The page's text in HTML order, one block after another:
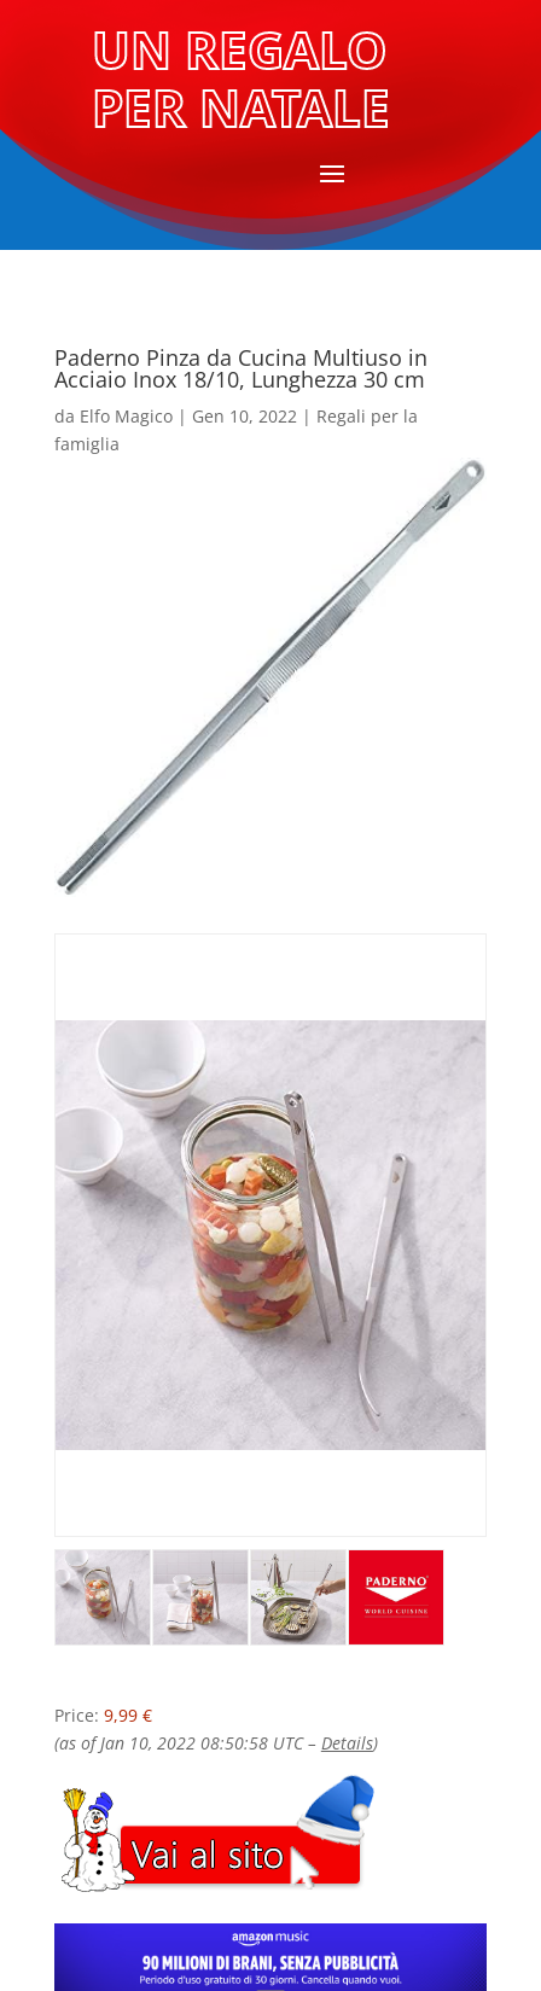
UN REGALO
PER NATALE
Paderno Pinza da Cucina Multiuso in
Acciaio Inox 18/10, Lunghezza 30 cm
da Elfo Magico| Gen 10, 2022| Regali per la
famiglia
Price: 9,99 €
(as of Jan 10, 2022 08:50:58 UTC – Details)